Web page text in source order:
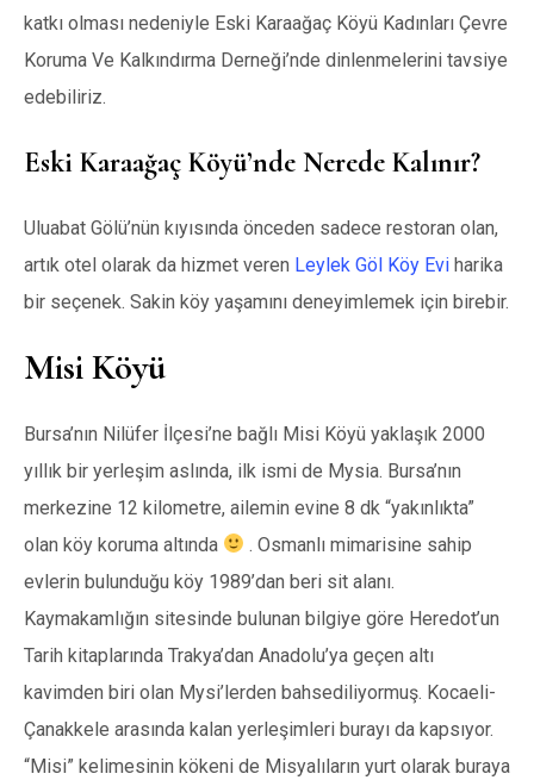
katkı olması nedeniyle Eski Karaağaç Köyü Kadınları Çevre
Koruma Ve Kalkındırma Derneği’nde dinlenmelerini tavsiye
edebiliriz.
Eski Karaağaç Köyü’nde Nerede Kalınır?
Uluabat Gölü’nün kıyısında önceden sadece restoran olan,
artık otel olarak da hizmet veren Leylek Göl Köy Evi harika
bir seçenek. Sakin köy yaşamını deneyimlemek için birebir.
Misi Köyü
Bursa’nın Nilüfer İlçesi’ne bağlı Misi Köyü yaklaşık 2000
yıllık bir yerleşim aslında, ilk ismi de Mysia. Bursa’nın
merkezine 12 kilometre, ailemin evine 8 dk “yakınlıkta”
olan köy koruma altında
. Osmanlı mimarisine sahip
evlerin bulunduğu köy 1989’dan beri sit alanı.
Kaymakamlığın sitesinde bulunan bilgiye göre Heredot’un
Tarih kitaplarında Trakya’dan Anadolu’ya geçen altı
kavimden biri olan Mysi’lerden bahsediliyormuş. Kocaeli-
Çanakkele arasında kalan yerleşimleri burayı da kapsıyor.
“Misi” kelimesinin kökeni de Misyalıların yurt olarak buraya